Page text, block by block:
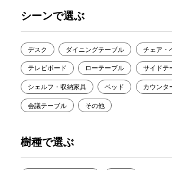
シーンで選ぶ
デスク ダイニングテーブル チェア・
テレビボード ローテーブル サイドテ
シェルフ・収納家具 ベッド カウンタ
会議テーブル その他
樹種で選ぶ